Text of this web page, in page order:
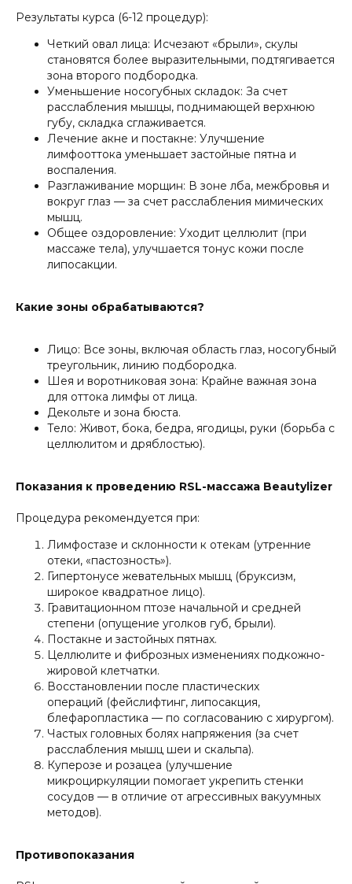
Результаты курса (6-12 процедур):
Четкий овал лица: Исчезают «брыли», скулы
становятся более выразительными, подтягивается
зона второго подбородка.
Уменьшение носогубных складок: За счет
расслабления мышцы, поднимающей верхнюю
губу, складка сглаживается.
Лечение акне и постакне: Улучшение
лимфооттока уменьшает застойные пятна и
воспаления.
Разглаживание морщин: В зоне лба, межбровья и
вокруг глаз — за счет расслабления мимических
мышц.
Общее оздоровление: Уходит целлюлит (при
массаже тела), улучшается тонус кожи после
липосакции.
Какие зоны обрабатываются?
Лицо: Все зоны, включая область глаз, носогубный
треугольник, линию подбородка.
Шея и воротниковая зона: Крайне важная зона
для оттока лимфы от лица.
Декольте и зона бюста.
Тело: Живот, бока, бедра, ягодицы, руки (борьба с
целлюлитом и дряблостью).
Показания к проведению RSL-массажа Beautylizer
Процедура рекомендуется при:
Лимфостазе и склонности к отекам (утренние
отеки, «пастозность»).
Гипертонусе жевательных мышц (бруксизм,
широкое квадратное лицо).
Гравитационном птозе начальной и средней
степени (опущение уголков губ, брыли).
Постакне и застойных пятнах.
Целлюлите и фиброзных изменениях подкожно-
жировой клетчатки.
Восстановлении после пластических
операций (фейслифтинг, липосакция,
блефаропластика — по согласованию с хирургом).
Частых головных болях напряжения (за счет
расслабления мышц шеи и скальпа).
Куперозе и розацеа (улучшение
микроциркуляции помогает укрепить стенки
сосудов — в отличие от агрессивных вакуумных
методов).
Противопоказания